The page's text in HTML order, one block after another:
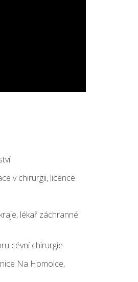
v chirurgii, licence
lékař záchranné
cévní chirurgie
Na Homolce,